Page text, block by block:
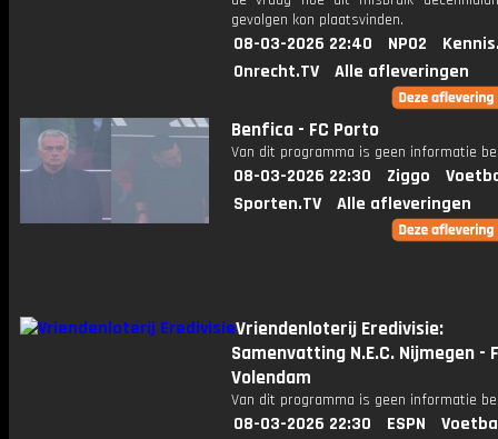
gevolgen kon plaatsvinden.
08-03-2026 22:40 NPO2
Onrecht.TV
Alle afleveringen
Benfica - FC Porto
Van dit programma is geen informatie
08-03-2026 22:30 Ziggo
Sporten.TV
Alle afleveringen
Vriendenloterij Eredivisie:
Samenvatting N.E.C. Nijmegen -
Volendam
Van dit programma is geen informatie
08-03-2026 22:30 ESPN